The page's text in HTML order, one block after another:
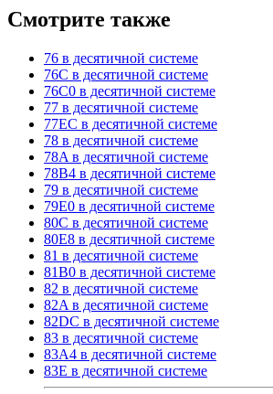
Смотрите также
76 в десятичной системе
76C в десятичной системе
76C0 в десятичной системе
77 в десятичной системе
77EC в десятичной системе
78 в десятичной системе
78A в десятичной системе
78B4 в десятичной системе
79 в десятичной системе
79E0 в десятичной системе
80C в десятичной системе
80E8 в десятичной системе
81 в десятичной системе
81B0 в десятичной системе
82 в десятичной системе
82A в десятичной системе
82DC в десятичной системе
83 в десятичной системе
83A4 в десятичной системе
83E в десятичной системе